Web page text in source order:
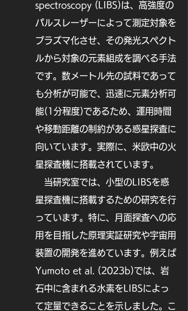
High-resolution observations of
bright boulders on asteroid Ryugu:
2. Spectral properties. Icarus, 369,
114591.
[7] Sugita, S., Honda, R., Morota,
T., Kameda, S., Sawada, H.,
The geomorphology, color, and
thermal properties of Ryugu:
Implications for parent-body
eaaw0422.
[6] Morota, T., Sugita, S., Cho, Y.,
Kanamaru, M., Tatsumi, E.,
Sakatani, N., ... & Yokota, Y.
(2020). Sample collection from
asteroid (162173) Ryugu by
Hayabusa2: Implications for surface
evolution. Science, 368(6491),
654-659.
[5] Takaki, N., Cho, Y., Morota, T.,
S., ... & Sugita, S. (2022).
Resurfacing processes constrained
spectroscopy (LIBS)は、高強度の
パルスレーザーによって測定対象を
プラズマ化させ、その発光スペクト
ルから対象の元素組成を調べる手法
です。数メートル先の試料であって
も分析が可能で、迅速に元素分析可
能(1分程度)であるため、運用時間
や移動距離の制約がある惑星探査に
向いています。実際に、米欧中の火
星探査機に搭載されています。
当研究室では、小型のLIBSを惑
星探査機に搭載するための研究を行
っています。特に、月面探査への応
用を目指した原理実証研究や宇宙用
装置の開発を進めています。例えば
Yumoto et al. (2023b)では、岩
石中に含まれる水素をLIBSによっ
て定量できることを示しました。こ